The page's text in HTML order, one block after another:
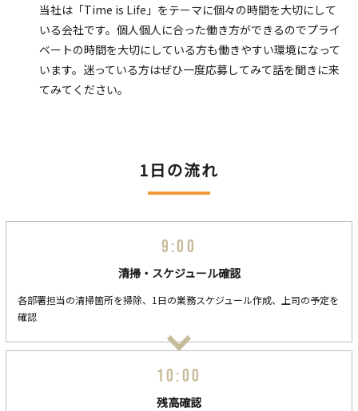
当社は「Time is Life」をテーマに個々の時間を大切にして
いる会社です。個人個人に合った働き方ができるのでプライ
ベートの時間を大切にしている方も働きやすい環境になって
います。迷っている方はぜひ一度応募してみて話を聞きに来
てみてください。
1日の流れ
9:00
清掃・スケジュール確認
各部署担当の清掃箇所を掃除、1日の業務スケジュール作成、上司の予定を
確認
10:00
残高確認